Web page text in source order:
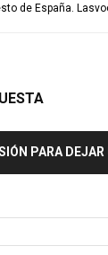
de España.
PARA